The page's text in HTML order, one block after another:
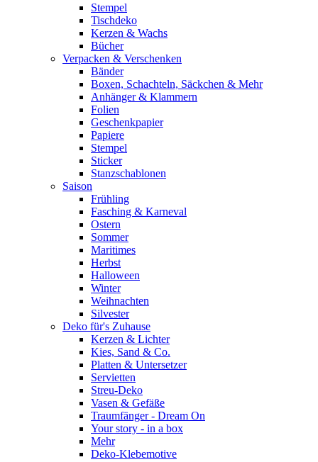
Stempel
Tischdeko
Kerzen & Wachs
Bücher
Verpacken & Verschenken
Bänder
Boxen, Schachteln, Säckchen & Mehr
Anhänger & Klammern
Folien
Geschenkpapier
Papiere
Stempel
Sticker
Stanzschablonen
Saison
Frühling
Fasching & Karneval
Ostern
Sommer
Maritimes
Herbst
Halloween
Winter
Weihnachten
Silvester
Deko für's Zuhause
Kerzen & Lichter
Kies, Sand & Co.
Platten & Untersetzer
Servietten
Streu-Deko
Vasen & Gefäße
Traumfänger - Dream On
Your story - in a box
Mehr
Deko-Klebemotive